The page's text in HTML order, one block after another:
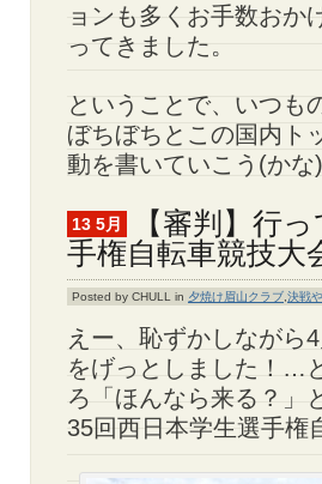
ョンも多くお手数おか
ってきました。
ということで、いつも
ぼちぼちとこの国内ト
動を書いていこう(かな
13 5月
【審判】行
手権自転車競技大
Posted by CHULL in 夕焼け眉山クラブ 決戦
えー、恥ずかしながら
をげっとしました！…
ろ「ほんなら来る？」
35回西日本学生選手権